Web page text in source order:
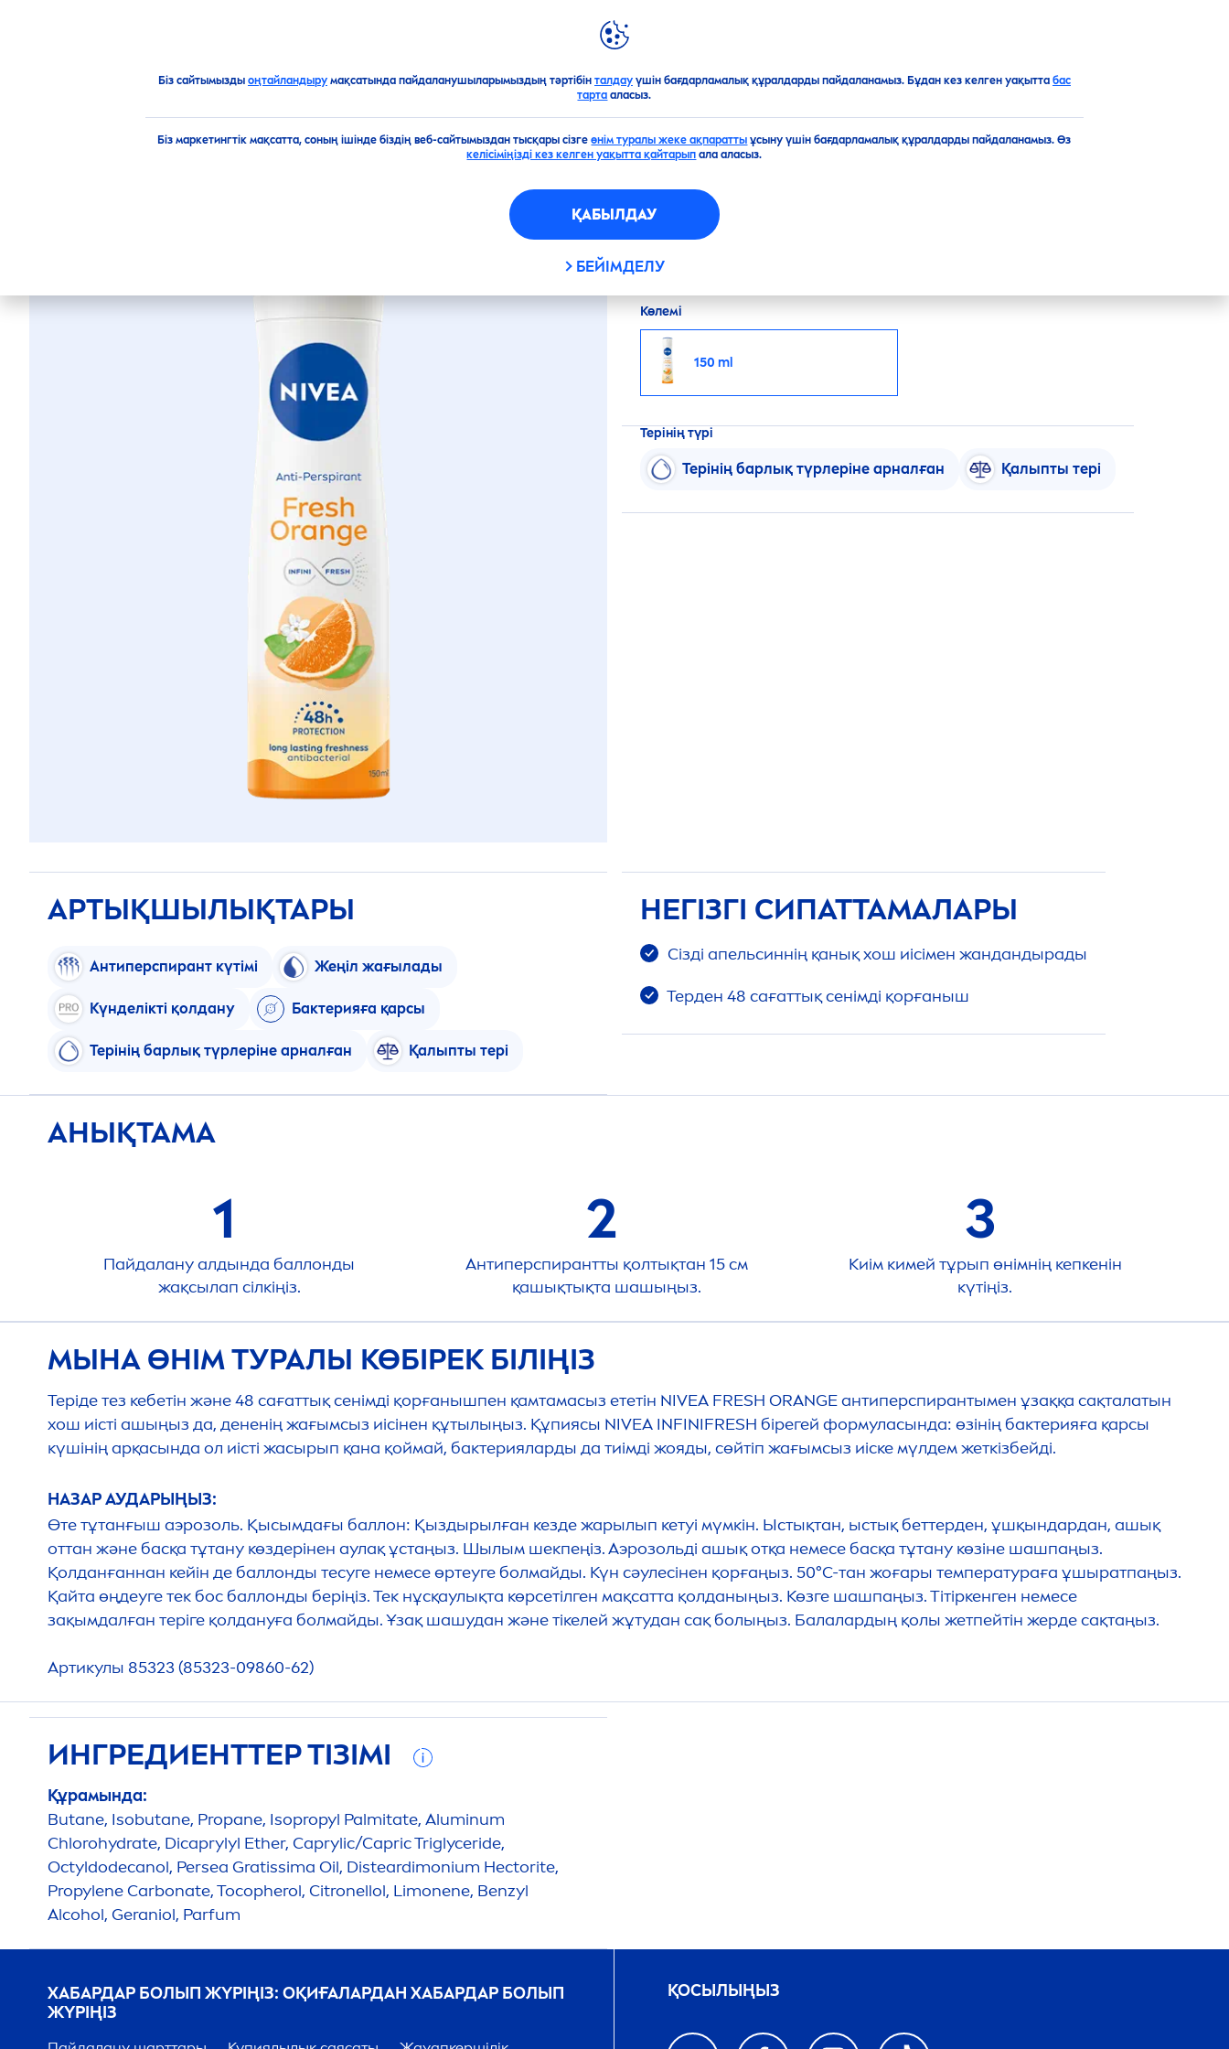
Біз сайтымызды оңтайландырумақсатында пайдаланушыларымыздың тәртібін талдауүшін бағдарламалық құралдарды пайдаланамыз. Бұдан кез келген уақытта бас
тарта аласыз.
Біз маркетингтік мақсатта, соның ішінде біздің веб-сайтымыздан тысқары сізгеөнім туралы жеке ақпаратты ұсыну үшін бағдарламалық құралдарды пайдаланамыз. Өз
келісіміңізді кез келген уақытта қайтарып ала аласыз.
ҚАБЫЛДАУ
БЕЙІМДЕЛУ
NIVEAӘЛЕМІ
Өнімдерге шолу Дене үшін Әйелдерге арналған дезодоранттар Антиперспирант-спрейлер FreshOrange антиперспиранты
FRESHORANGE АНТИПЕРСПИРАНТЫ
Fresh
иісімен теріні ұзақ уақыт сергек күйде сақтайды. Теріні күтетін, 48
Көлемі
150 ml
Терінің түрі
Терінің барлық түрлеріне арналған Қалыпты тері
АРТЫҚШЫЛЫҚТАРЫ
Антиперспирант күтімі Жеңіл жағылады
Күнделікті қолдану Бактерияға қарсы
Терінің барлық түрлеріне арналған Қалыпты тері
НЕГІЗГІ СИПАТТАМАЛАРЫ
Сізді апельсиннің қанық хош иісімен жандандырады
Терден 48 сағаттық сенімді қорғаныш
АНЫҚТАМА
1
Пайдалану алдында баллонды
жақсылап сілкіңіз.
2
Антиперспирантты қолтықтан 15 см
қашықтықта шашыңыз.
3
Киім кимей тұрып өнімнің кепкенін
күтіңіз.
МЫНА ӨНІМ ТУРАЛЫ КӨБІРЕК БІЛІҢІЗ
Теріде тез кебетін және 48 сағаттық сенімді қорғанышпен қамтамасыз ететін NIVEA FRESH ORANGE антиперспирантымен ұзаққа сақталатын
хош иісті ашыңыз да, дененің жағымсыз иісінен құтылыңыз. Құпиясы NIVEA INFINIFRESH бірегей формуласында: өзінің бактерияға қарсы
күшінің арқасында ол иісті жасырып қана қоймай, бактерияларды да тиімді жояды, сөйтіп жағымсыз иіске мүлдем жеткізбейді.
НАЗАР АУДАРЫҢЫЗ:
Өте тұтанғыш аэрозоль. Қысымдағы баллон: Қыздырылған кезде жарылып кетуі мүмкін. Ыстықтан, ыстық беттерден, ұшқындардан, ашық
оттан және басқа тұтану көздерінен аулақ ұстаңыз. Шылым шекпеңіз. Аэрозольді ашық отқа немесе басқа тұтану көзіне шашпаңыз.
Қолданғаннан кейін де баллонды тесуге немесе өртеуге болмайды. Күн сәулесінен қорғаңыз. 50°C-тан жоғары температураға ұшыратпаңыз.
Қайта өңдеуге тек бос баллонды беріңіз. Тек нұсқаулықта көрсетілген мақсатта қолданыңыз. Көзге шашпаңыз. Тітіркенген немесе
зақымдалған теріге қолдануға болмайды. Ұзақ шашудан және тікелей жұтудан сақ болыңыз. Балалардың қолы жетпейтін жерде сақтаңыз.
Артикулы 85323 (85323-09860-62)
ИНГРЕДИЕНТТЕР ТІЗІМІ
Құрамында:
Butane, Isobutane, Propane, Isopropyl Palmitate, Aluminum
Chlorohydrate, Dicaprylyl Ether, Caprylic/Capric Triglyceride,
Octyldodecanol, Persea Gratissima Oil, Disteardimonium Hectorite,
Propylene Carbonate, Tocopherol, Citronellol, Limonene, Benzyl
Alcohol, Geraniol, Parfum
ХАБАРДАР БОЛЫП ЖҮРІҢІЗ: ОҚИҒАЛАРДАН ХАБАРДАР БОЛЫП
ЖҮРІҢІЗ
ҚОСЫЛЫҢЫЗ